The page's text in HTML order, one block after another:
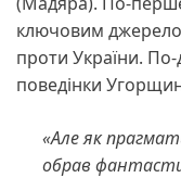
ключовим
проти України. По-
поведінки
«Але як
обрав